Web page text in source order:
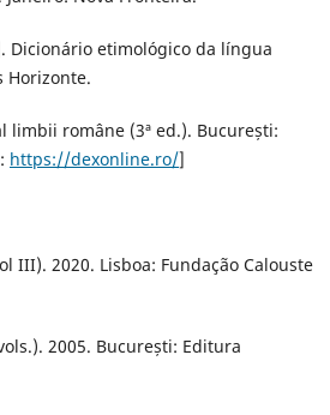
Dicionário etimológico da língua
Horizonte.
limbii române (3ª ed.). București:
https://dexonline.ro/]
III). 2020. Lisboa: Fundação Calouste
2005. București: Editura